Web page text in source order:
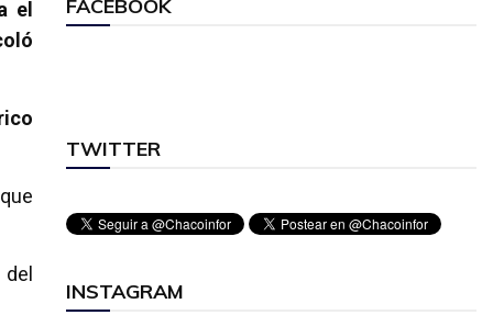
el
FACEBOOK
TWITTER
INSTAGRAM